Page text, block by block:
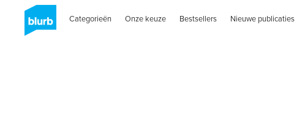
Categorieën Onze keuze Bestsellers Nieuwe publicaties